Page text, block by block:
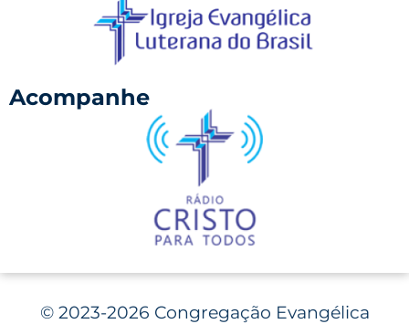
Acompanhe
©2023-2026 Congregação Evangélica